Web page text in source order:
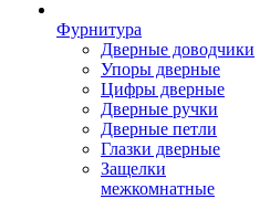
Фурнитура
Дверные доводчики
Упоры дверные
Цифры дверные
Дверные ручки
Дверные петли
Глазки дверные
Защелки
межкомнатные